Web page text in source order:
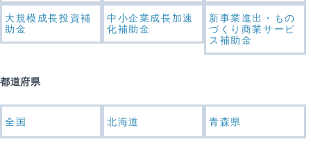
大規模成長投資補
助金
中小企業成長加速
化補助金
新事業進出・もの
づくり商業サービ
ス補助金
都道府県
全国 北海道 青森県